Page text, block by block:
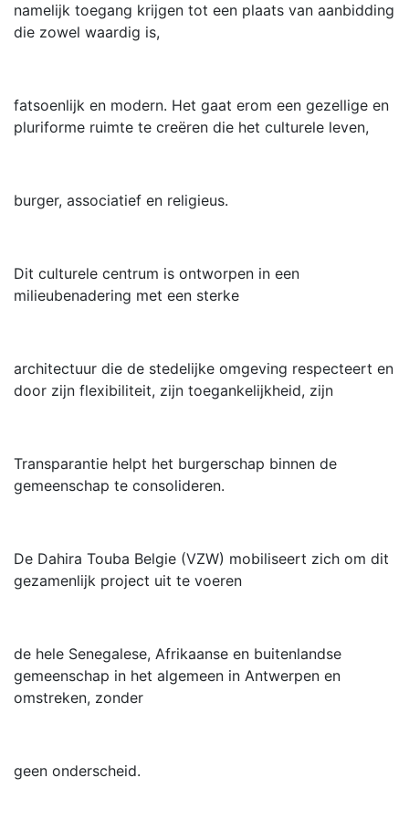
namelijk toegang krijgen tot een plaats van aanbidding
die zowel waardig is,
fatsoenlijk en modern. Het gaat erom een ​​gezellige en
pluriforme ruimte te creëren die het culturele leven,
burger, associatief en religieus.
Dit culturele centrum is ontworpen in een
milieubenadering met een sterke
architectuur die de stedelijke omgeving respecteert en
door zijn flexibiliteit, zijn toegankelijkheid, zijn
Transparantie helpt het burgerschap binnen de
gemeenschap te consolideren.
De Dahira Touba Belgie (VZW) mobiliseert zich om dit
gezamenlijk project uit te voeren
de hele Senegalese, Afrikaanse en buitenlandse
gemeenschap in het algemeen in Antwerpen en
omstreken, zonder
geen onderscheid.